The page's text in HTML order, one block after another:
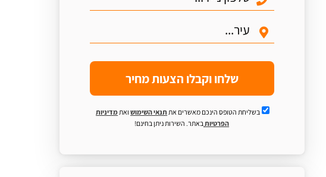
שלחו וקבלו הצעות מחיר
בשליחת הטופס הינכם מאשרים את תנאי השימושואתמדיניות
הפרטיותבאתר. השירות ניתן בחינם!